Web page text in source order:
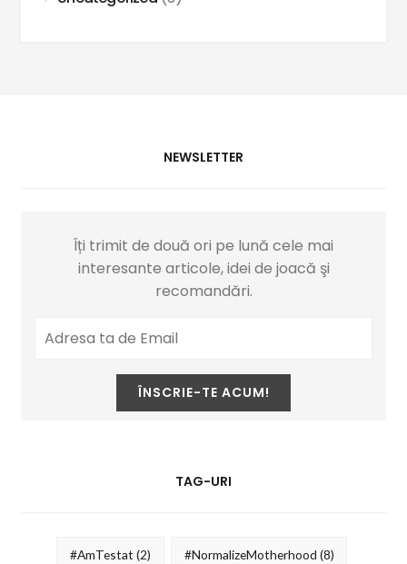
NEWSLETTER
Îți trimit de două ori pe lună cele mai
interesante articole, idei de joacă şi
recomandări.
TAG-URI
#AmTestat (2) #NormalizeMotherhood (8)